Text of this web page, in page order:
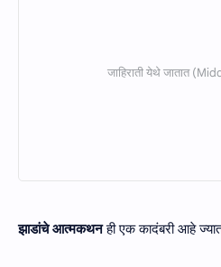
झाडांचे आत्मकथनही एक कादंबरी आहे